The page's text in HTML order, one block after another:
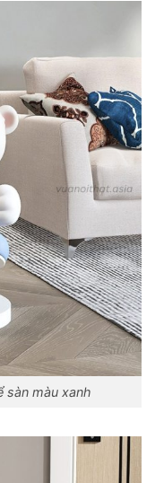
sàn màu xanh